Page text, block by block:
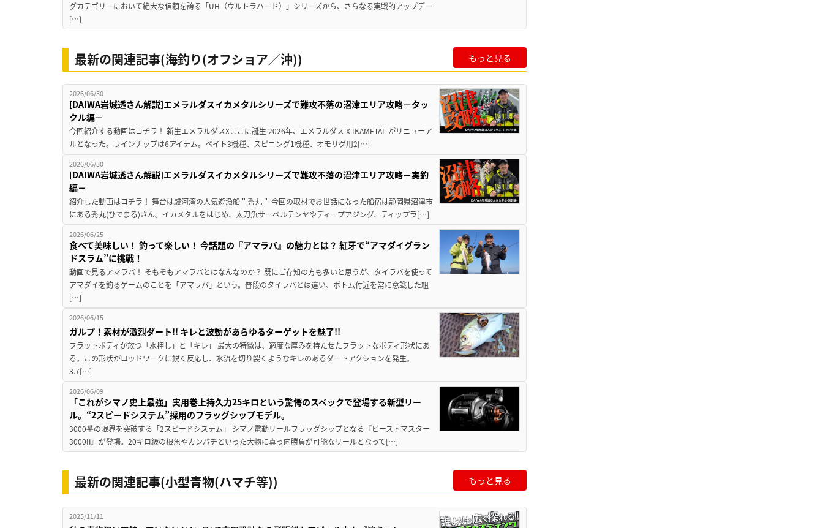
グカテゴリーにおいて絶大な信頼を誇る「UH（ウルトラハード）」シリーズから、さらなる実戦的アップデー
[…]
最新の関連記事(海釣り(オフショア／沖)) もっと見る
2026/06/30
[DAIWA岩城透さん解説]エメラルダスイカメタルシリーズで難攻不落の沼津エリア攻略－タッ
クル編－
今回紹介する動画はコチラ！ 新生エメラルダスXここに誕生 2026年、エメラルダス X IKAMETAL がリニューア
ルとなった。ラインナップは6アイテム。ベイト3機種、スピニング1機種、オモリグ用2[…]
2026/06/30
[DAIWA岩城透さん解説]エメラルダスイカメタルシリーズで難攻不落の沼津エリア攻略－実釣
編－
紹介した動画はコチラ！ 舞台は駿河湾の人気遊漁船＂秀丸＂ 今回の取材でお世話になった船宿は静岡県沼津市
にある秀丸(ひでまる)さん。イカメタルをはじめ、太刀魚サーベルテンヤやディープアジング、ティップラ[…]
2026/06/25
食べて美味しい！ 釣って楽しい！ 今話題の『アマラバ』の魅力とは？ 紅牙で“アマダイグラン
ドスラム”に挑戦！
動画で見るアマラバ！ そもそもアマラバとはなんなのか？ 既にご存知の方も多いと思うが、タイラバを使って
アマダイを釣るゲームのことを「アマラバ」という。普段のタイラバとは違い、ボトム付近を常に意識した組
[…]
2026/06/15
ガルプ！素材が激烈ダート!! キレと波動があらゆるターゲットを魅了!!
フラットボディが放つ「水押し」と「キレ」 最大の特徴は、適度な厚みを持たせたフラットなボディ形状にあ
る。この形状がロッドワークに鋭く反応し、水流を切り裂くようなキレのあるダートアクションを発生。
3.7[…]
2026/06/09
「これがシマノ史上最強」実用巻上持久力25キロという驚愕のスペックで登場する新型リー
ル。“2スピードシステム”採用のフラッグシップモデル。
3000番の限界を突破する「2スピードシステム」 シマノ電動リールフラッグシップとなる『ビーストマスター
3000II』が登場。20キロ級の根魚やカンパチといった大物に真っ向勝負が可能なリールとなって[…]
最新の関連記事(小型青物(ハマチ等)) もっと見る
2025/11/11